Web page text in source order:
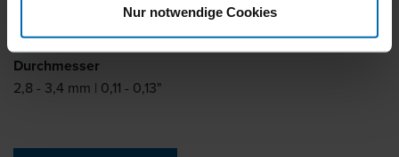
Nur notwendige Cookies
50 - 100 mm | 2 - 4"
Durchmesser
2,8 - 3,4 mm | 0,11 - 0,13"